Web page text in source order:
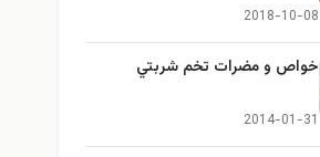
2018-10-08
خواص و مضرات تخم شربتي
2014-01-31